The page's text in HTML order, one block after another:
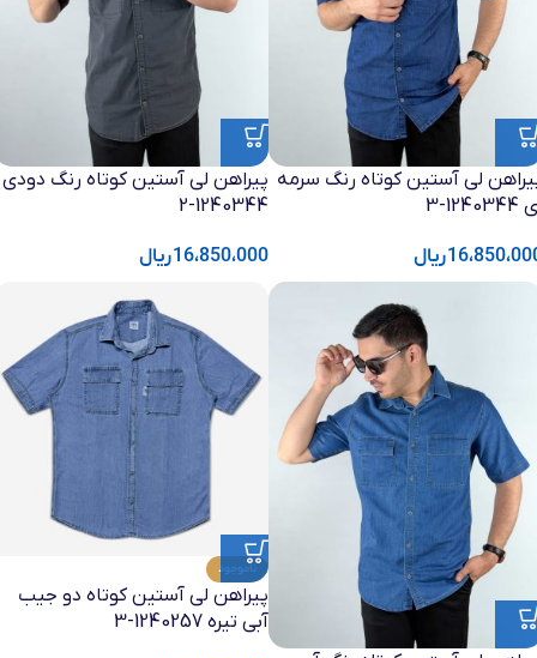
لی آستین کوتاه رنگ سرمه
3
ریال
پیراهن لی آستین کوتاه رنگ دودی
1240344-2
16،850،000ریال
ناموجود
پیراهن لی آستین کوتاه دو جیب
آبی تیره 1240257-3